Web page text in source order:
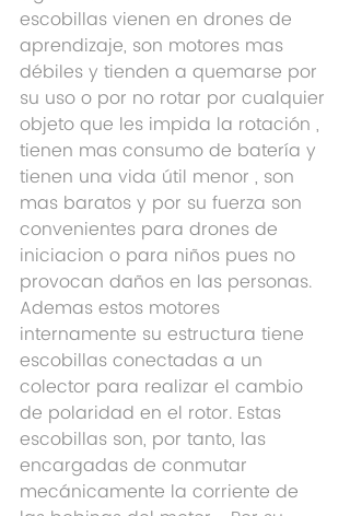
escobillas vienen en drones de
aprendizaje, son motores mas
débiles y tienden a quemarse por
su uso o por no rotar por cualquier
objeto que les impida la rotación ,
tienen mas consumo de batería y
tienen una vida útil menor , son
mas baratos y por su fuerza son
convenientes para drones de
iniciacion o para niños pues no
provocan daños en las personas.
Ademas estos motores
internamente su estructura tiene
escobillas conectadas a un
colector para realizar el cambio
de polaridad en el rotor. Estas
escobillas son, por tanto, las
encargadas de conmutar
mecánicamente la corriente de